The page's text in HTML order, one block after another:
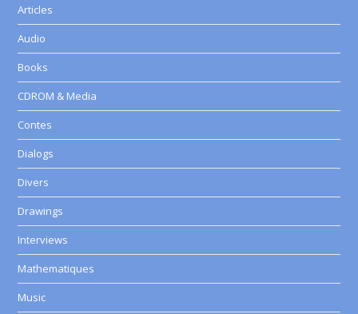
Articles
Audio
Books
CDROM & Media
Contes
Dialogs
Divers
Drawings
Interviews
Mathematiques
Music